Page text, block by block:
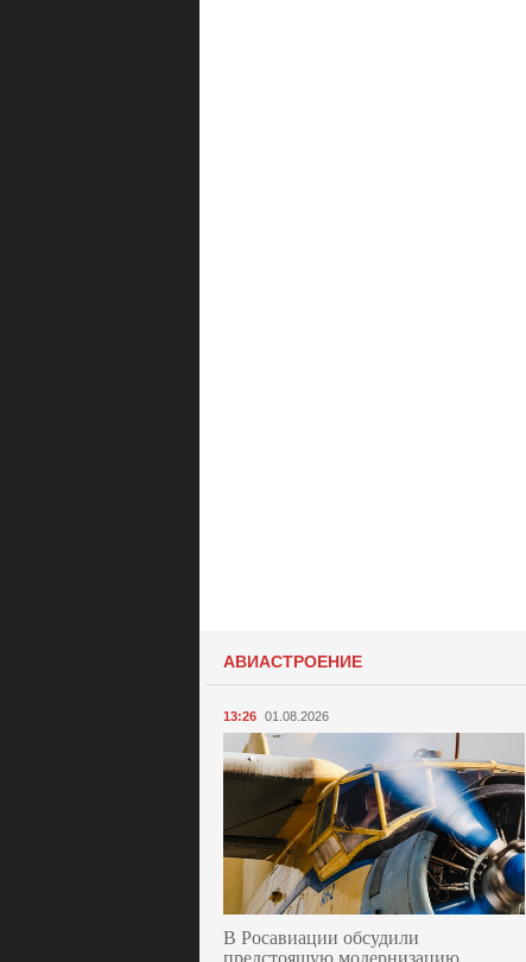
АВИАСТРОЕНИЕ
13:26 01.08.2026
В Росавиации обсудили
предстоящую модернизацию